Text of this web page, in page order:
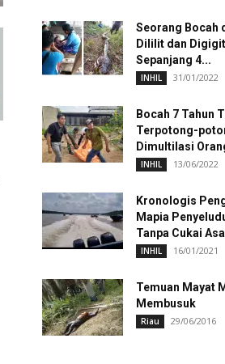
Seorang Bocah
Dililit dan
Sepanjang 4...
INHIL 31/01/2022
Bocah 7 Tahun
Terpotong-
Dimultilasi
INHIL 13/06/2022
Kronologis
Mapia
Tanpa Cukai
INHIL 16/01/2021
Temuan Mayat
Membusuk
Riau 29/06/2016